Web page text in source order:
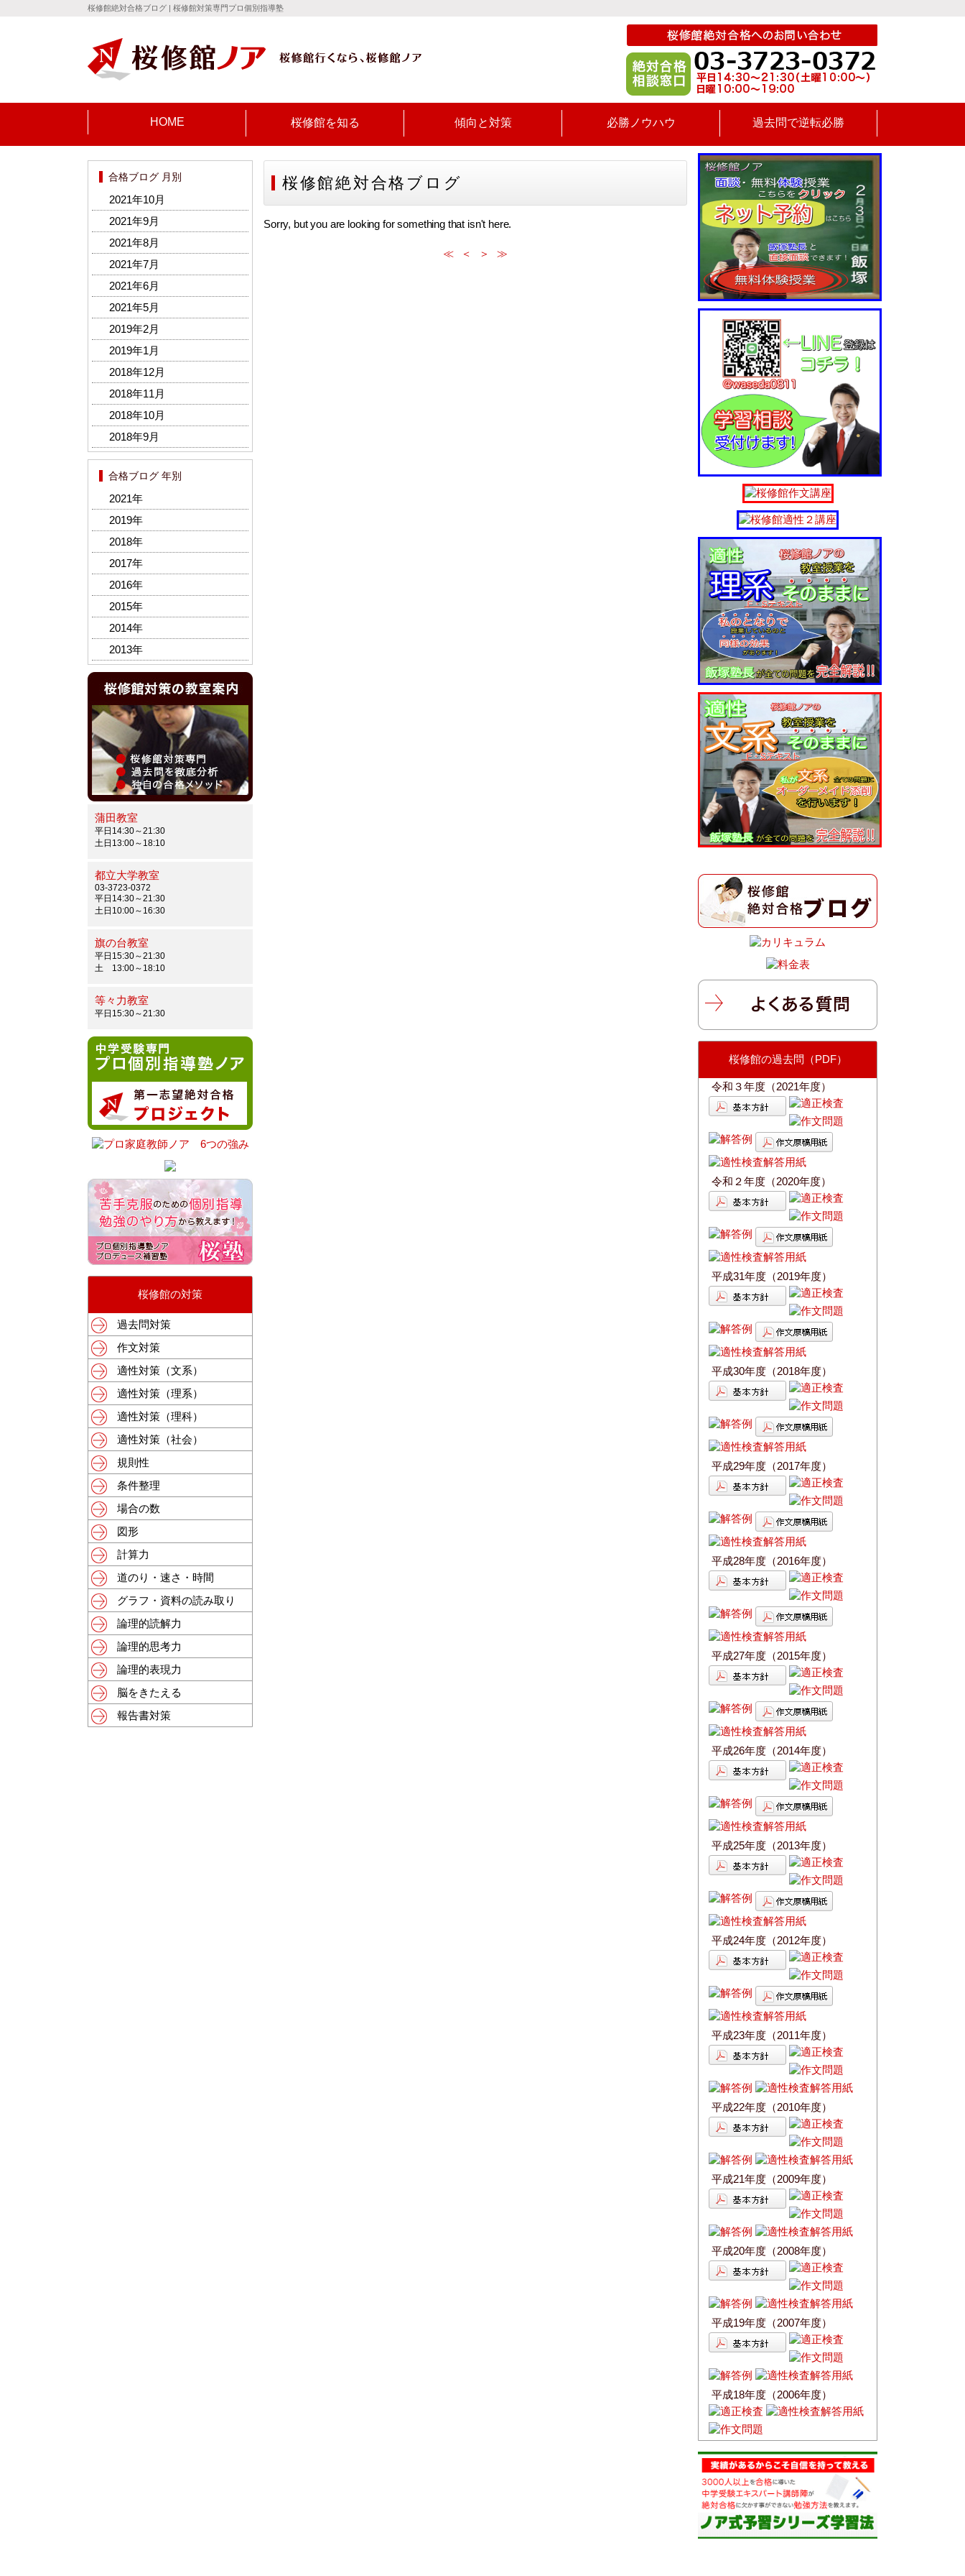
桜修館絶対合格ブログ | 桜修館対策専門プロ個別指導塾
HOME 桜修館を知る 傾向と対策 必勝ノウハウ 過去問で逆転必勝
桜修館絶対合格ブログ
Sorry, but you are looking for something that isn't here.
≪ ＜ ＞ ≫
合格ブログ 月別
2021年10月
2021年9月
2021年8月
2021年7月
2021年6月
2021年5月
2019年2月
2019年1月
2018年12月
2018年11月
2018年10月
2018年9月
合格ブログ 年別
2021年
2019年
2018年
2017年
2016年
2015年
2014年
2013年
蒲田教室
平日14:30～21:30
土日13:00～18:10
都立大学教室
03-3723-0372
平日14:30～21:30
土日10:00～16:30
旗の台教室
平日15:30～21:30
土 13:00～18:10
等々力教室
平日15:30～21:30
桜修館の対策
過去問対策
作文対策
適性対策（文系）
適性対策（理系）
適性対策（理科）
適性対策（社会）
規則性
条件整理
場合の数
図形
計算力
道のり・速さ・時間
グラフ・資料の読み取り
論理的読解力
論理的思考力
論理的表現力
脳をきたえる
報告書対策
桜修館の過去問（PDF）
令和３年度（2021年度）
令和２年度（2020年度）
平成31年度（2019年度）
平成30年度（2018年度）
平成29年度（2017年度）
平成28年度（2016年度）
平成27年度（2015年度）
平成26年度（2014年度）
平成25年度（2013年度）
平成24年度（2012年度）
平成23年度（2011年度）
平成22年度（2010年度）
平成21年度（2009年度）
平成20年度（2008年度）
平成19年度（2007年度）
平成18年度（2006年度）